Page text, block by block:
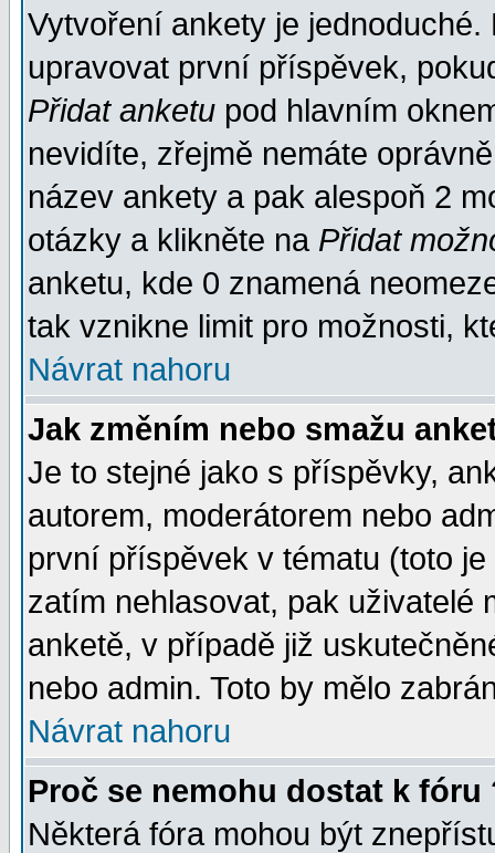
Vytvoření ankety je
upravovat první příspěvek,
Přidat anketu pod hlavním
nevidíte, zřejmě nemáte
název ankety a pak alespoň 2
otázky a klikněte na Přidat
anketu, kde 0 znamená
tak vznikne limit pro možnosti,
Návrat nahoru
Jak změním nebo smažu
Je to stejné jako s příspěvky,
autorem, moderátorem nebo
první příspěvek v tématu (toto
zatím nehlasovat, pak uživatelé
anketě, v případě již
nebo admin. Toto by mělo
Návrat nahoru
Proč se nemohu dostat k fóru
Některá fóra mohou být